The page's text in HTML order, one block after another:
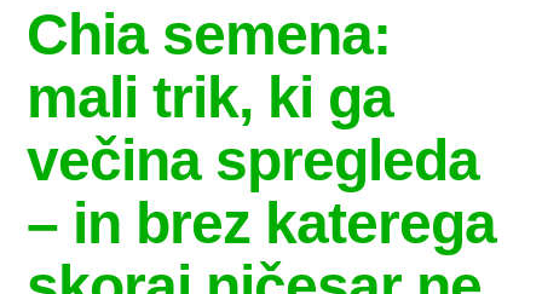
Chia semena:
mali trik, ki ga
večina spregleda
– in brez katerega